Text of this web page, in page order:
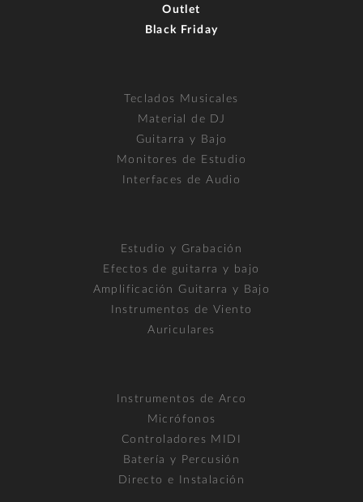
Outlet
Black Friday
Teclados Musicales
Material de DJ
Guitarra y Bajo
Monitores de Estudio
Interfaces de Audio
Estudio y Grabación
Efectos de guitarra y bajo
Amplificación Guitarra y Bajo
Instrumentos de Viento
Auriculares
Instrumentos de Arco
Micrófonos
Controladores MIDI
Batería y Percusión
Directo e Instalación